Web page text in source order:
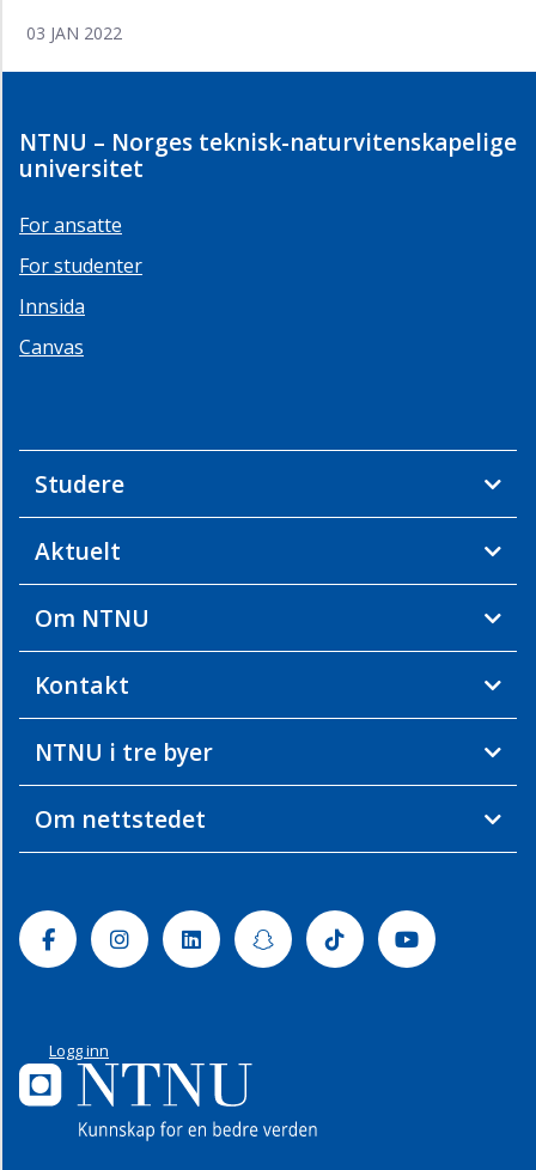
03 JAN 2022
NTNU – Norges teknisk-naturvitenskapelige
universitet
For ansatte
For studenter
Innsida
Canvas
Studere
Aktuelt
Om NTNU
Kontakt
NTNU i tre byer
Om nettstedet
FacebookInstagramLinkedinSnapchatTiktok Youtube
Logg inn